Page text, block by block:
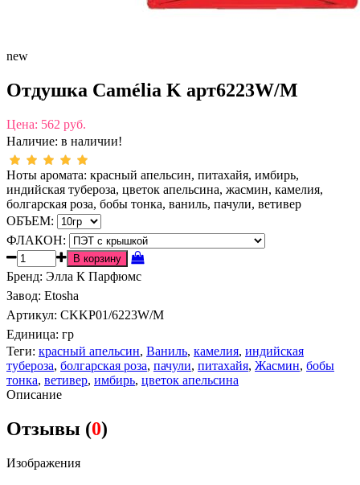
new
Отдушка Camélia K арт6223W/M
Цена: 562 руб.
Наличие: в наличии!
Ноты аромата: красный апельсин, питахайя, имбирь,
индийская тубероза, цветок апельсина, жасмин, камелия,
болгарская роза, бобы тонка, ваниль, пачули, ветивер
ОБЪЕМ:
ФЛАКОН:
Бренд: Элла К Парфюмс
Завод: Etosha
Артикул: CKKP01/6223W/M
Единица: гр
Теги: красный апельсин, Ваниль, камелия, индийская
тубероза, болгарская роза, пачули, питахайя, Жасмин, бобы
тонка, ветивер, имбирь, цветок апельсина
Описание
Отзывы (0)
Изображения